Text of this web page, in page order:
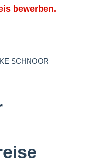
bewerben.
SCHNOOR